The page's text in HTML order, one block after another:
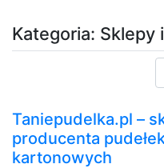
Kategoria:
Taniepudelka.pl –
producenta
kartonowych